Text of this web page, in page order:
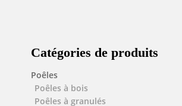
Catégories de produits
Poêles
Poêles à bois
Poêles à granulés